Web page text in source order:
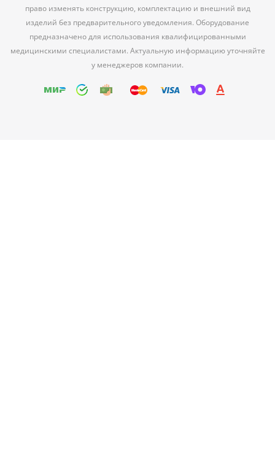
право изменять конструкцию, комплектацию и внешний вид
изделий без предварительного уведомления. Оборудование
предназначено для использования квалифицированными
медицинскими специалистами. Актуальную информацию уточняйте
у менеджеров компании.